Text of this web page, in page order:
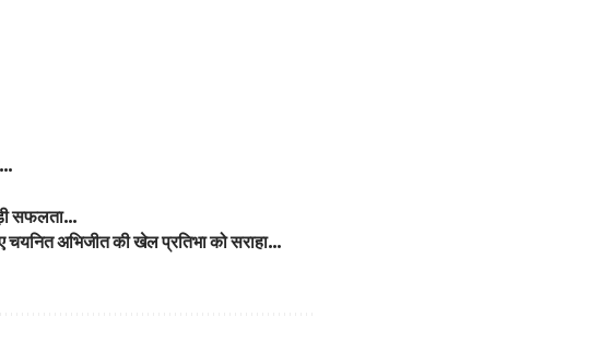
सफलता…
चयनित अभिजीत की खेल प्रतिभा को सराहा…